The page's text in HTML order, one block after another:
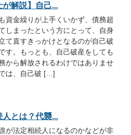
が解説】自己...
資金繰りが上手くいかず、債務超
しまったという方にとって、自身
て直すきっかけとなるのが自己破
す。もっとも、自己破産をしても
から解放されるわけではありませ
は、自己破 […]
人とは？代襲...
が法定相続人になるのかなどが非